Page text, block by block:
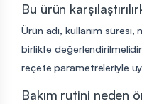
Bu ürün
Ürün adı, kullanım
birlikte
reçete parametreleriyle
Bakım rutini neden